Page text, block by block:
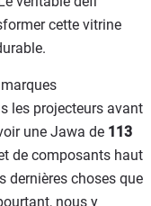
cette vitrine
les projecteurs avant
une Jawa de 113
de composants haut
dernières choses que
nous y